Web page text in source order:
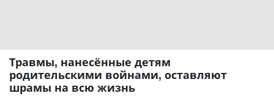
Травмы, нанесённые детям
родительскими войнами, оставляют
шрамы на всю жизнь